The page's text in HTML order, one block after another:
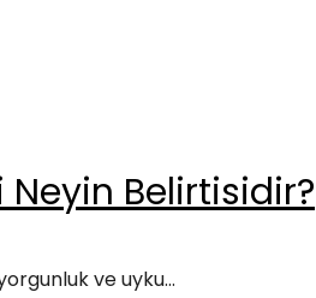
Neyin Belirtisidir?
ve uyku...